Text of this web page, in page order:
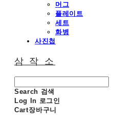
머그
플레이트
세트
화병
사진첩
삼 작 소
Search 검색
Log In 로그인
Cart장바구니